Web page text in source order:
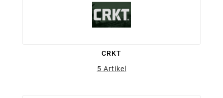
CRKT
5 Artikel